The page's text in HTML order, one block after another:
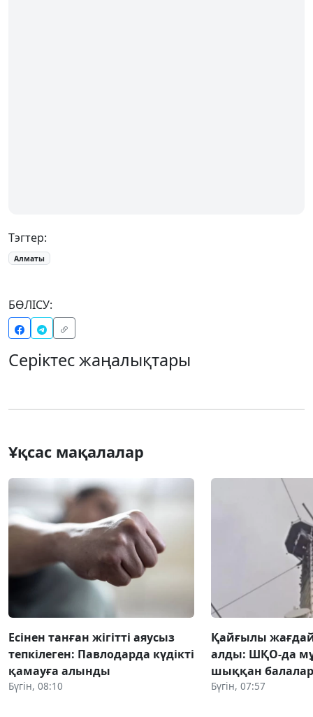
Тэгтер:
Алматы
БӨЛІСУ:
Серіктес жаңалықтары
Ұқсас мақалалар
Есінен танған жігітті аяусыз
тепкілеген: Павлодарда күдікті
қамауға алынды
Бүгін, 08:10
Қайғылы
алды: ШҚО-да
шыққан
Бүгін, 07:57